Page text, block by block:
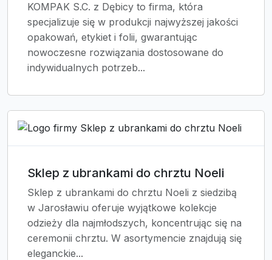
KOMPAK S.C. z Dębicy to firma, która
specjalizuje się w produkcji najwyższej jakości
opakowań, etykiet i folii, gwarantując
nowoczesne rozwiązania dostosowane do
indywidualnych potrzeb...
Sklep z ubrankami do chrztu Noeli
Sklep z ubrankami do chrztu Noeli z siedzibą
w Jarosławiu oferuje wyjątkowe kolekcje
odzieży dla najmłodszych, koncentrując się na
ceremonii chrztu. W asortymencie znajdują się
eleganckie...